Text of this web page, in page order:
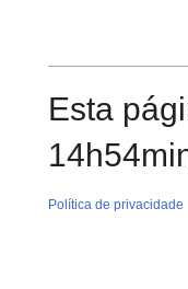
Esta
Política de privacidade